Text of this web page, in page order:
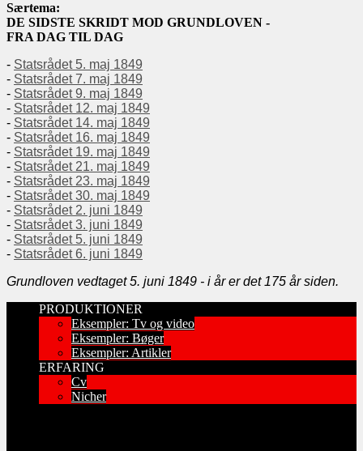
Særtema:
DE SIDSTE SKRIDT MOD GRUNDLOVEN -
FRA DAG TIL DAG
- Statsrådet 5. maj 1849
- Statsrådet 7. maj 1849
- Statsrådet 9. maj 1849
- Statsrådet 12. maj 1849
- Statsrådet 14. maj 1849
- Statsrådet 16. maj 1849
- Statsrådet 19. maj 1849
- Statsrådet 21. maj 1849
- Statsrådet 23. maj 1849
- Statsrådet 30. maj 1849
- Statsrådet 2. juni 1849
- Statsrådet 3. juni 1849
- Statsrådet 5. juni 1849
- Statsrådet 6. juni 1849
Grundloven vedtaget 5. juni 1849 - i år er det 175 år siden.
PRODUKTIONER
Eksempler: Tv og video
Eksempler: Bøger
Eksempler: Artikler
ERFARING
Cv
Nicher